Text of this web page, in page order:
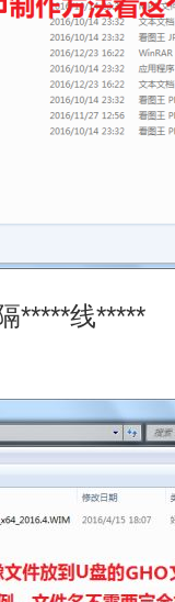
*****线*****